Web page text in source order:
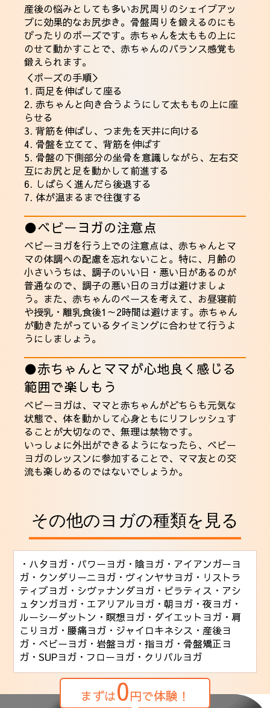
産後の悩みとしても多いお尻周りのシェイプアッ
プに効果的なお尻歩き。骨盤周りを鍛えるのにも
ぴったりのポーズです。赤ちゃんを太ももの上に
のせて動かすことで、赤ちゃんのバランス感覚も
鍛えられます。
＜ポーズの手順＞
1. 両足を伸ばして座る
2. 赤ちゃんと向き合うようにして太ももの上に座
らせる
3. 背筋を伸ばし、つま先を天井に向ける
4. 骨盤を立てて、背筋を伸ばす
5. 骨盤の下側部分の坐骨を意識しながら、左右交
互にお尻と足を動かして前進する
6. しばらく進んだら後退する
7. 体が温まるまで往復する
●ベビーヨガの注意点
ベビーヨガを行う上での注意点は、赤ちゃんとマ
マの体調への配慮を忘れないこと。特に、月齢の
小さいうちは、調子のいい日・悪い日があるのが
普通なので、調子の悪い日のヨガは避けましょ
う。また、赤ちゃんのペースを考えて、お昼寝前
や授乳・離乳食後1～2時間は避けます。赤ちゃん
が動きたがっているタイミングに合わせて行うよ
うにしましょう。
●赤ちゃんとママが心地良く感じる
範囲で楽しもう
ベビーヨガは、ママと赤ちゃんがどちらも元気な
状態で、体を動かして心身ともにリフレッシュす
ることが大切なので、無理は禁物です。
いっしょに外出ができるようになったら、ベビー
ヨガのレッスンに参加することで、ママ友との交
流も楽しめるのではないでしょうか。
その他のヨガの種類を見る
・ハタヨガ ・パワーヨガ ・陰ヨガ ・アイアンガーヨ
ガ ・クンダリーニヨガ ・ヴィンヤサヨガ ・リストラ
ティブヨガ ・シヴァナンダヨガ ・ピラティス ・アシ
ュタンガヨガ ・エアリアルヨガ ・朝ヨガ ・夜ヨガ ・
ルーシーダットン ・瞑想ヨガ ・ダイエットヨガ ・肩
こりヨガ ・腰痛ヨガ ・ジャイロキネシス ・産後ヨ
ガ ・ベビーヨガ ・岩盤ヨガ ・指ヨガ ・骨盤矯正ヨ
ガ ・SUPヨガ ・フローヨガ ・クリパルヨガ
まずは0円で体験！